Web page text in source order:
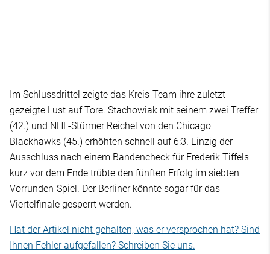
Im Schlussdrittel zeigte das Kreis-Team ihre zuletzt
gezeigte Lust auf Tore. Stachowiak mit seinem zwei Treffer
(42.) und NHL-Stürmer Reichel von den Chicago
Blackhawks (45.) erhöhten schnell auf 6:3. Einzig der
Ausschluss nach einem Bandencheck für Frederik Tiffels
kurz vor dem Ende trübte den fünften Erfolg im siebten
Vorrunden-Spiel. Der Berliner könnte sogar für das
Viertelfinale gesperrt werden.
Hat der Artikel nicht gehalten, was er versprochen hat? Sind
Ihnen Fehler aufgefallen? Schreiben Sie uns.